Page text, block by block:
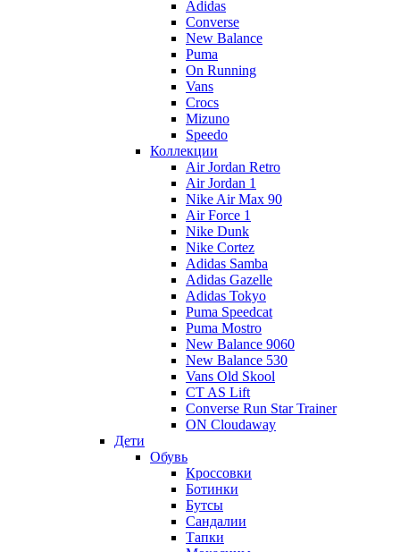
Adidas
Converse
New Balance
Puma
On Running
Vans
Crocs
Mizuno
Speedo
Коллекции
Air Jordan Retro
Air Jordan 1
Nike Air Max 90
Air Force 1
Nike Dunk
Nike Cortez
Adidas Samba
Adidas Gazelle
Adidas Tokyo
Puma Speedcat
Puma Mostro
New Balance 9060
New Balance 530
Vans Old Skool
CT AS Lift
Converse Run Star Trainer
ON Cloudaway
Дети
Обувь
Кроссовки
Ботинки
Бутсы
Сандалии
Тапки